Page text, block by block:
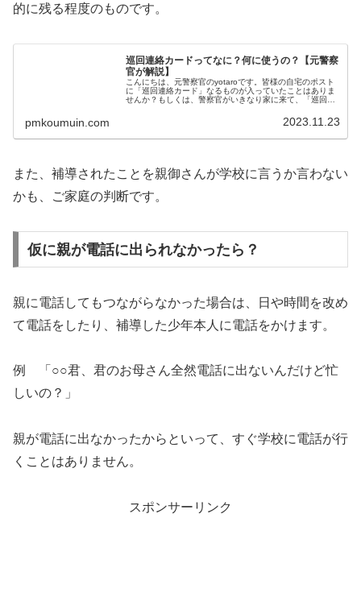
的に残る程度のものです。
巡回連絡カードってなに？何に使うの？【元警察
官が解説】
こんにちは、元警察官のyotaroです。皆様の自宅のポスト
に「巡回連絡カード」なるものが入っていたことはありま
せんか？もしくは、警察官がいきなり家に来て、「巡回連
pmkoumuin.com 2023.11.23
また、補導されたことを親御さんが学校に言うか言わない
かも、ご家庭の判断です。
仮に親が電話に出られなかったら？
親に電話してもつながらなかった場合は、日や時間を改め
て電話をしたり、補導した少年本人に電話をかけます。
例 「○○君、君のお母さん全然電話に出ないんだけど忙
しいの？」
親が電話に出なかったからといって、すぐ学校に電話が行
くことはありません。
スポンサーリンク